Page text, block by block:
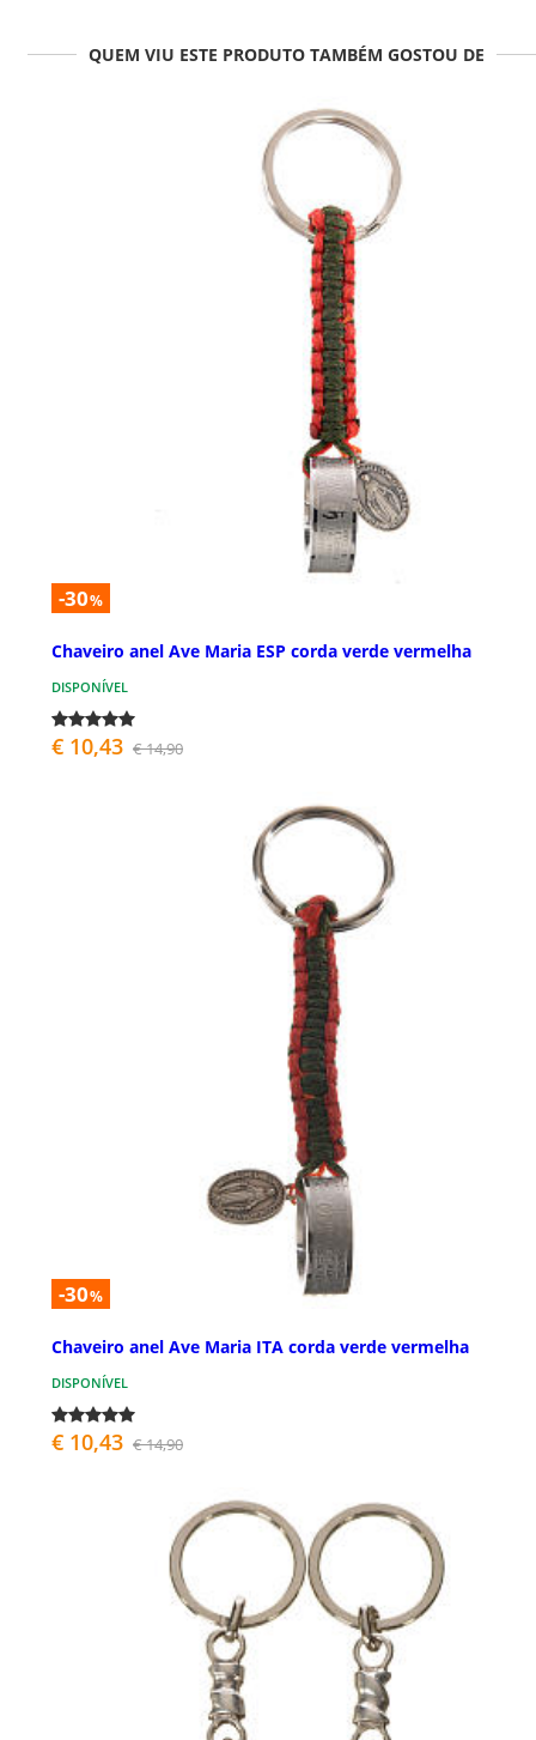
QUEM VIU ESTE PRODUTO TAMBÉM GOSTOU DE
-30%
Chaveiro anel Ave Maria ESP corda verde vermelha
DISPONÍVEL
€ 10,43 € 14,90
-30%
Chaveiro anel Ave Maria ITA corda verde vermelha
DISPONÍVEL
€ 10,43 € 14,90